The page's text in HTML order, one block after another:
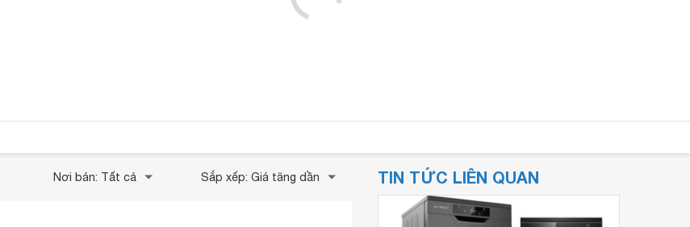
Nơi bán: Tất cả Sắp xếp: Giá tăng dần TIN TỨC LIÊN QUAN